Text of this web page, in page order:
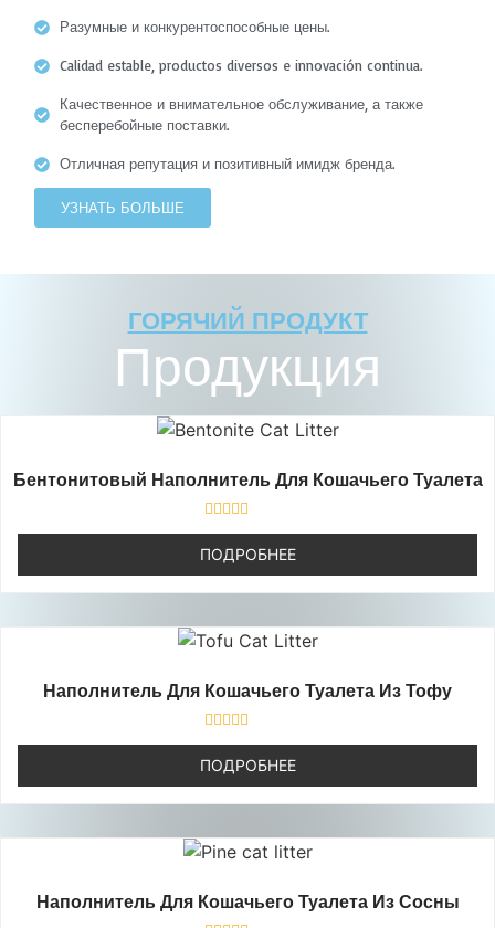
Разумные и конкурентоспособные цены.
Calidad estable, productos diversos e innovación continua.
Качественное и внимательное обслуживание, а также
бесперебойные поставки.
Отличная репутация и позитивный имидж бренда.
УЗНАТЬ БОЛЬШЕ
ГОРЯЧИЙ ПРОДУКТ
Продукция
Бентонитовый Наполнитель Для Кошачьего Туалета
Оценка
0
из
5
ПОДРОБНЕЕ
Наполнитель Для Кошачьего Туалета Из Тофу
Оценка
0
из
5
ПОДРОБНЕЕ
Наполнитель Для Кошачьего Туалета Из Сосны